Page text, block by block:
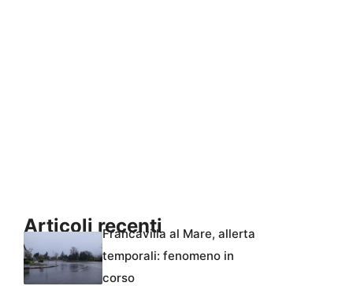
Articoli recentiFrancavilla al Mare, allerta
temporali: fenomeno in
corso